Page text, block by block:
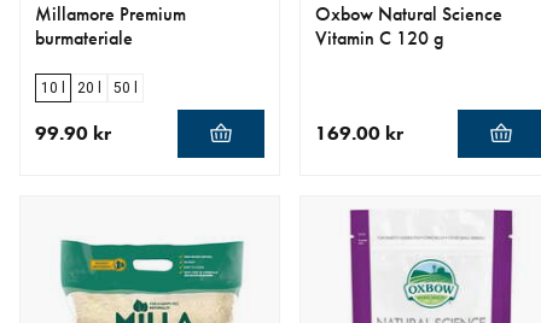
Millamore Premium
burmateriale
10 l 20 l 50 l
99.90 kr
Oxbow Natural Science
Vitamin C 120 g
169.00 kr